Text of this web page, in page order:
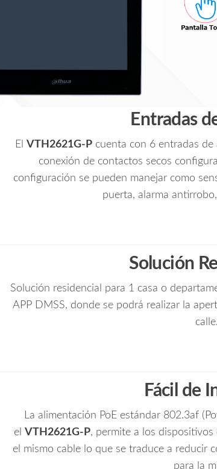
4
Monitores
Adicionales/
cantidad
Entradas
El VTH2621G-Pcuenta con 6 entradas de
conexión de contactos secos
configuración se pueden manejar como
puerta, alarma
Solución
Solución residencial para 1 casa o
APP DMSS, donde se podrá realizar la
calle.
Fácil de
La alimentación PoE estándar 802.3af
el VTH2621G-P, permite a los
el mismo cable lo que se traduce a reducir
para la